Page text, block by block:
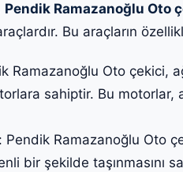
Pendik Ramazanoğlu Oto
Bu araçların
Ramazanoğlu Oto çekici,
sahiptir. Bu motorlar,
Pendik Ramazanoğlu Oto
bir şekilde taşınmasını